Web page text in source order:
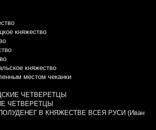
княжество
княжество
местом чеканки
ЧЕТВЕРЕТЦЫ
ЧЕТВЕРЕТЦЫ
В КНЯЖЕСТВЕ ВСЕЯ РУСИ (Иван